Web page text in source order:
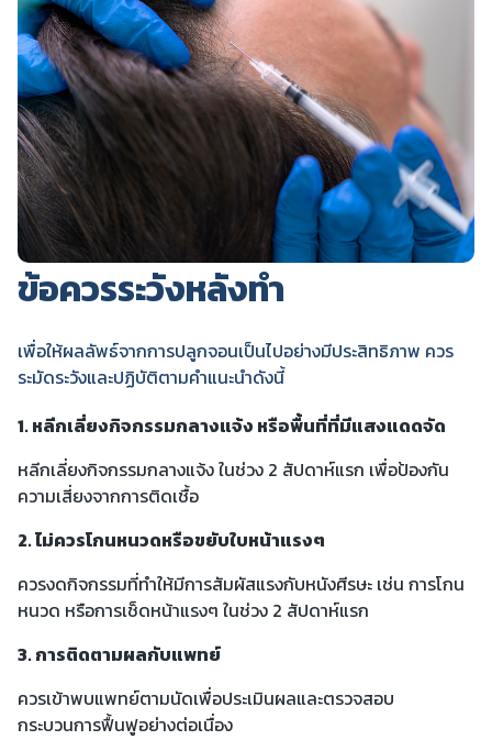
ข้อควรระวังหลังทำ
เพื่อให้ผลลัพธ์จากการปลูกจอนเป็นไปอย่างมีประสิทธิภาพ ควร
ระมัดระวังและปฏิบัติตามคำแนะนำดังนี้
1. หลีกเลี่ยงกิจกรรมกลางแจ้ง หรือพื้นที่ที่มีแสงแดดจัด
หลีกเลี่ยงกิจกรรมกลางแจ้ง ในช่วง 2 สัปดาห์แรก เพื่อป้องกัน
ความเสี่ยงจากการติดเชื้อ
2. ไม่ควรโกนหนวดหรือขยับใบหน้าแรงๆ
ควรงดกิจกรรมที่ทำให้มีการสัมผัสแรงกับหนังศีรษะ เช่น การโกน
หนวด หรือการเช็ดหน้าแรงๆ ในช่วง 2 สัปดาห์แรก
3. การติดตามผลกับแพทย์
ควรเข้าพบแพทย์ตามนัดเพื่อประเมินผลและตรวจสอบ
กระบวนการฟื้นฟูอย่างต่อเนื่อง